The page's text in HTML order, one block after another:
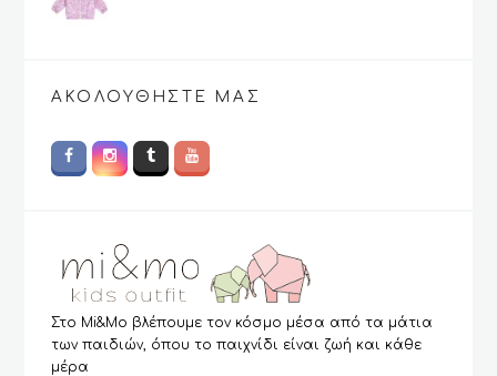
ΑΚΟΛΟΥΘΉΣΤΕ ΜΑΣ
Στο Mi&Mo βλέπουμε τον κόσμο μέσα από τα μάτια
των παιδιών, όπου το παιχνίδι είναι ζωή και κάθε
μέρα